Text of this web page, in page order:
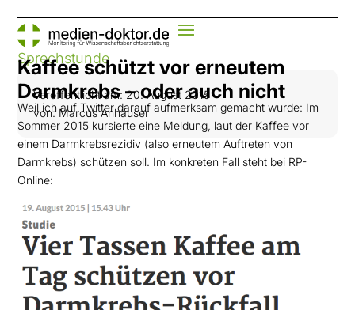
Sprechstunde
Kaffee schützt vor erneutem
Darmkrebs – oder auch nicht
Veröffentlicht am: 20. August 2015
von: Marcus Anhäuser
Weil ich auf Twitter darauf aufmerksam gemacht wurde: Im
Sommer 2015 kursierte eine Meldung, laut der Kaffee vor
einem Darmkrebsrezidiv (also erneutem Auftreten von
Darmkrebs) schützen soll. Im konkreten Fall steht bei RP-
Online: